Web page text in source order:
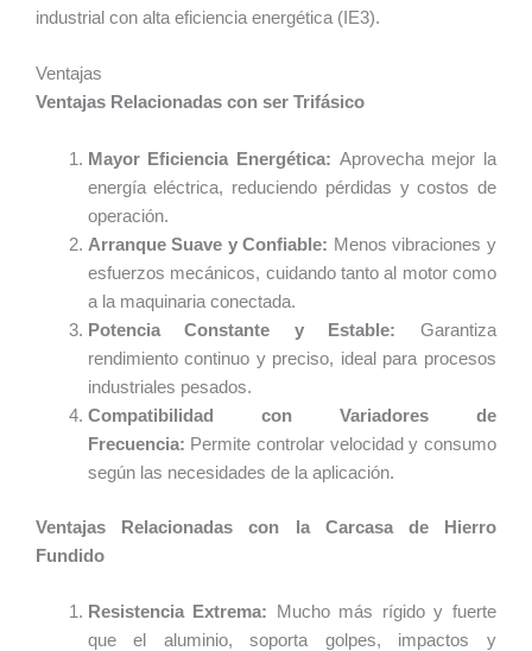
industrial con alta eficiencia energética (IE3).
Ventajas
Ventajas Relacionadas con ser Trifásico
Mayor Eficiencia Energética: Aprovecha mejor la
energía eléctrica, reduciendo pérdidas y costos de
operación.
Arranque Suave y Confiable: Menos vibraciones y
esfuerzos mecánicos, cuidando tanto al motor como
a la maquinaria conectada.
Potencia Constante y Estable: Garantiza
rendimiento continuo y preciso, ideal para procesos
industriales pesados.
Compatibilidad con Variadores de
Frecuencia: Permite controlar velocidad y consumo
según las necesidades de la aplicación.
Ventajas Relacionadas con la Carcasa de Hierro
Fundido
Resistencia Extrema: Mucho más rígido y fuerte
que el aluminio, soporta golpes, impactos y